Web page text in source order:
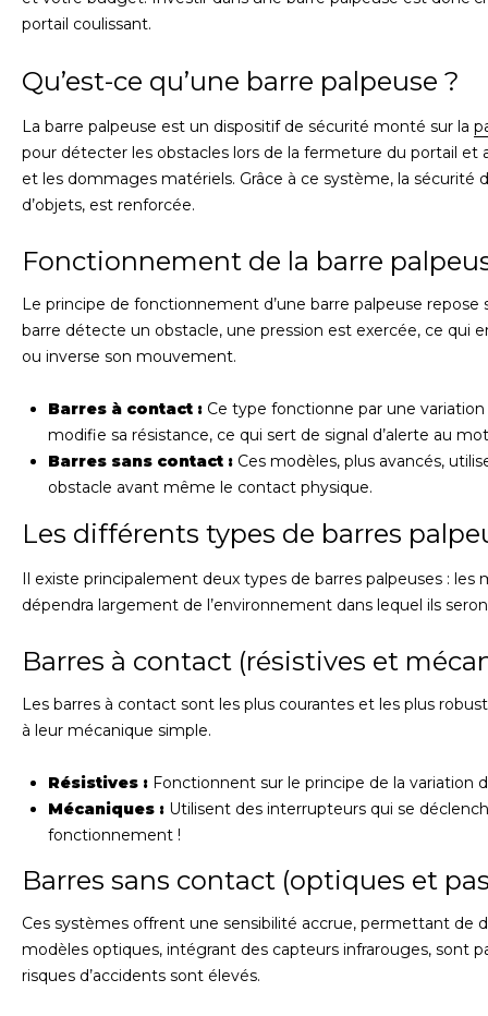
portail coulissant.
Qu’est-ce qu’une barre palpeuse ?
La barre palpeuse est un dispositif de sécurité monté sur la
pour détecter les obstacles lors de la fermeture du portail
et les dommages matériels. Grâce à ce système, la sécurité
d’objets, est renforcée.
Fonctionnement de la barre
Le principe de fonctionnement d’une barre palpeuse
barre détecte un obstacle, une pression est exercée, ce qui
ou inverse son mouvement.
Barres à contact : Ce type fonctionne par une
modifie sa résistance, ce qui sert de signal d’alerte au
Barres sans contact : Ces modèles, plus avancés,
obstacle avant même le contact physique.
Les différents types de barres
Il existe principalement deux types de barres palpeuses :
dépendra largement de l’environnement dans lequel ils
Barres à contact (résistives et
Les barres à contact sont les plus courantes et les plus
à leur mécanique simple.
Résistives : Fonctionnent sur le principe de la variation
Mécaniques : Utilisent des interrupteurs qui se
fonctionnement !
Barres sans contact (optiques et
Ces systèmes offrent une sensibilité accrue, permettant de
modèles optiques, intégrant des capteurs infrarouges, sont
risques d’accidents sont élevés.